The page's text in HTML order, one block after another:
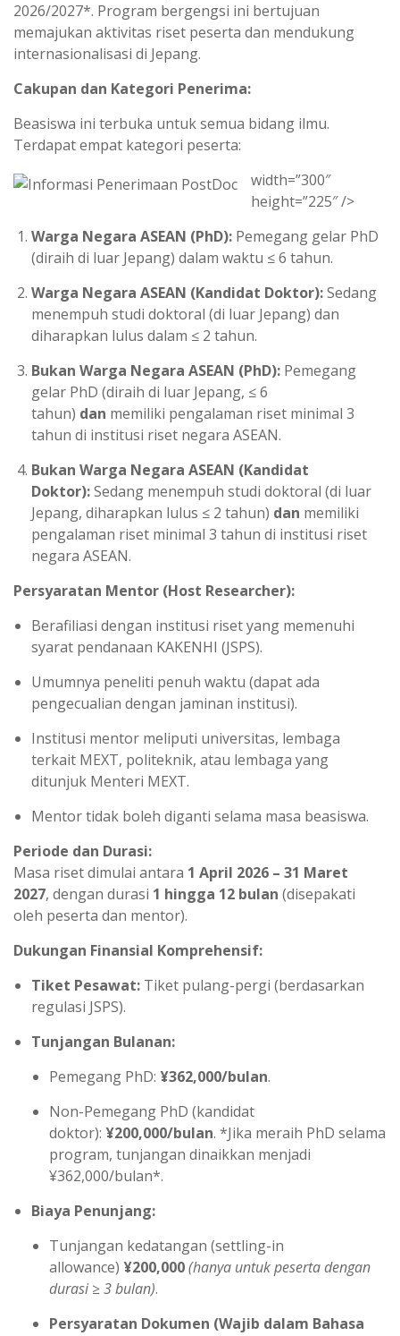
2026/2027*. Program bergengsi ini bertujuan
memajukan aktivitas riset peserta dan mendukung
internasionalisasi di Jepang.
Cakupan dan Kategori Penerima:
Beasiswa ini terbuka untuk semua bidang ilmu.
Terdapat empat kategori peserta:
width=”300″
height=”225″ />
Warga Negara ASEAN (PhD): Pemegang gelar PhD
(diraih di luar Jepang) dalam waktu ≤ 6 tahun.
Warga Negara ASEAN (Kandidat Doktor):Sedang
menempuh studi doktoral (di luar Jepang) dan
diharapkan lulus dalam ≤ 2 tahun.
Bukan Warga Negara ASEAN (PhD): Pemegang
gelar PhD (diraih di luar Jepang, ≤ 6
tahun) dan memiliki pengalaman riset minimal 3
tahun di institusi riset negara ASEAN.
Bukan Warga Negara ASEAN (Kandidat
Doktor):Sedang menempuh studi doktoral (di luar
Jepang, diharapkan lulus ≤ 2 tahun) dan memiliki
pengalaman riset minimal 3 tahun di institusi riset
negara ASEAN.
Persyaratan Mentor (Host Researcher):
Berafiliasi dengan institusi riset yang memenuhi
syarat pendanaan KAKENHI (JSPS).
Umumnya peneliti penuh waktu (dapat ada
pengecualian dengan jaminan institusi).
Institusi mentor meliputi universitas, lembaga
terkait MEXT, politeknik, atau lembaga yang
ditunjuk Menteri MEXT.
Mentor tidak boleh diganti selama masa beasiswa.
Periode dan Durasi:
Masa riset dimulai antara 1 April 2026 – 31 Maret
2027, dengan durasi 1 hingga 12 bulan (disepakati
oleh peserta dan mentor).
Dukungan Finansial Komprehensif:
Tiket Pesawat: Tiket pulang-pergi (berdasarkan
regulasi JSPS).
Tunjangan Bulanan:
Pemegang PhD: ¥362,000/bulan.
Non-Pemegang PhD (kandidat
doktor): ¥200,000/bulan. *Jika meraih PhD selama
program, tunjangan dinaikkan menjadi
¥362,000/bulan*.
Biaya Penunjang:
Tunjangan kedatangan (settling-in
allowance) ¥200,000(hanya untuk peserta dengan
durasi ≥ 3 bulan).
Persyaratan Dokumen (Wajib dalam Bahasa